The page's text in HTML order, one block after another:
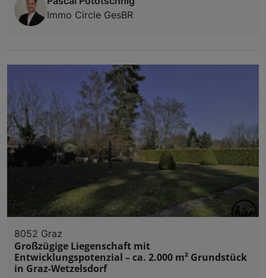
Immo Circle GesBR
8052 Graz
Großzügige Liegenschaft mit
Entwicklungspotenzial – ca. 2.000 m² Grundstück
in Graz-Wetzelsdorf